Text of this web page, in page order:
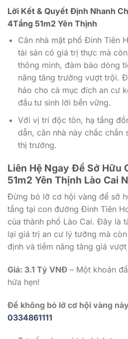
Lời Kết & Quyết Định Nhanh
4Tầng 51m2 Yên Thịnh
Căn nhà mặt phố Đinh Tiên
tài sản có giá trị thực mà
thông minh, đảm bảo dòng
năng tăng trưởng vượt trội.
hảo cho cả mục đích an cư
đầu tư sinh lời bền vững.
Với vị trí độc tôn, hạ tầng
dẫn, căn nhà này chắc chắn
thị trường.
Liên Hệ Ngay Để Sở Hữu
51m2 Yên Thịnh Lào Cai
Đừng bỏ lỡ cơ hội vàng để sở
tầng tại con đường Đinh Tiên
của thành phố Lào Cai. Đây là
lại giá trị an cư lý tưởng mà
định và tiềm năng tăng giá
Giá: 3.1 Tỷ VNĐ – Một khoản
hứa hẹn!
Để không bỏ lỡ cơ hội vàng
0334861111